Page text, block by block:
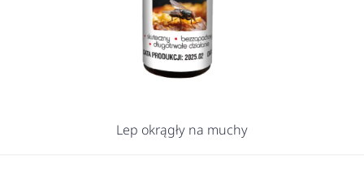
Lep okrągły na muchy